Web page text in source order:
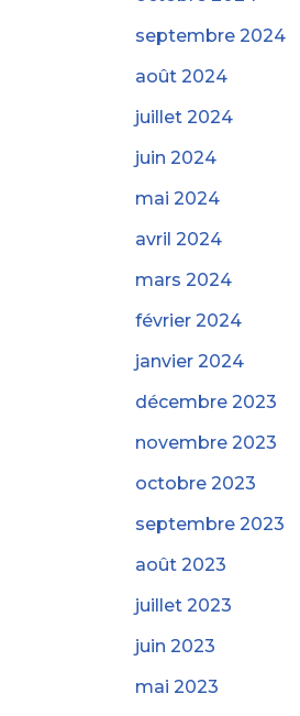
septembre 2024
août 2024
juillet 2024
juin 2024
mai 2024
avril 2024
mars 2024
février 2024
janvier 2024
décembre 2023
novembre 2023
octobre 2023
septembre 2023
août 2023
juillet 2023
juin 2023
mai 2023